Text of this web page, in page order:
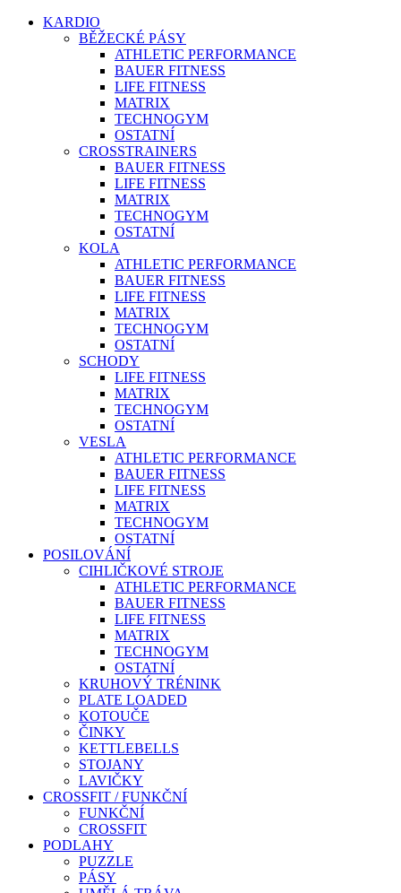
KARDIO
BĚŽECKÉ PÁSY
ATHLETIC PERFORMANCE
BAUER FITNESS
LIFE FITNESS
MATRIX
TECHNOGYM
OSTATNÍ
CROSSTRAINERS
BAUER FITNESS
LIFE FITNESS
MATRIX
TECHNOGYM
OSTATNÍ
KOLA
ATHLETIC PERFORMANCE
BAUER FITNESS
LIFE FITNESS
MATRIX
TECHNOGYM
OSTATNÍ
SCHODY
LIFE FITNESS
MATRIX
TECHNOGYM
OSTATNÍ
VESLA
ATHLETIC PERFORMANCE
BAUER FITNESS
LIFE FITNESS
MATRIX
TECHNOGYM
OSTATNÍ
POSILOVÁNÍ
CIHLIČKOVÉ STROJE
ATHLETIC PERFORMANCE
BAUER FITNESS
LIFE FITNESS
MATRIX
TECHNOGYM
OSTATNÍ
KRUHOVÝ TRÉNINK
PLATE LOADED
KOTOUČE
ČINKY
KETTLEBELLS
STOJANY
LAVIČKY
CROSSFIT / FUNKČNÍ
FUNKČNÍ
CROSSFIT
PODLAHY
PUZZLE
PÁSY